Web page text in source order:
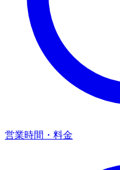
営業時間・料金